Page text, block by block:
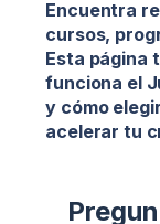
Encuentra
cursos,
Esta página
funciona el
y cómo
acelerar tu